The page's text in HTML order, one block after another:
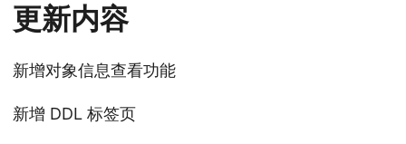
更新内容
新增对象信息查看功能
新增 DDL 标签页